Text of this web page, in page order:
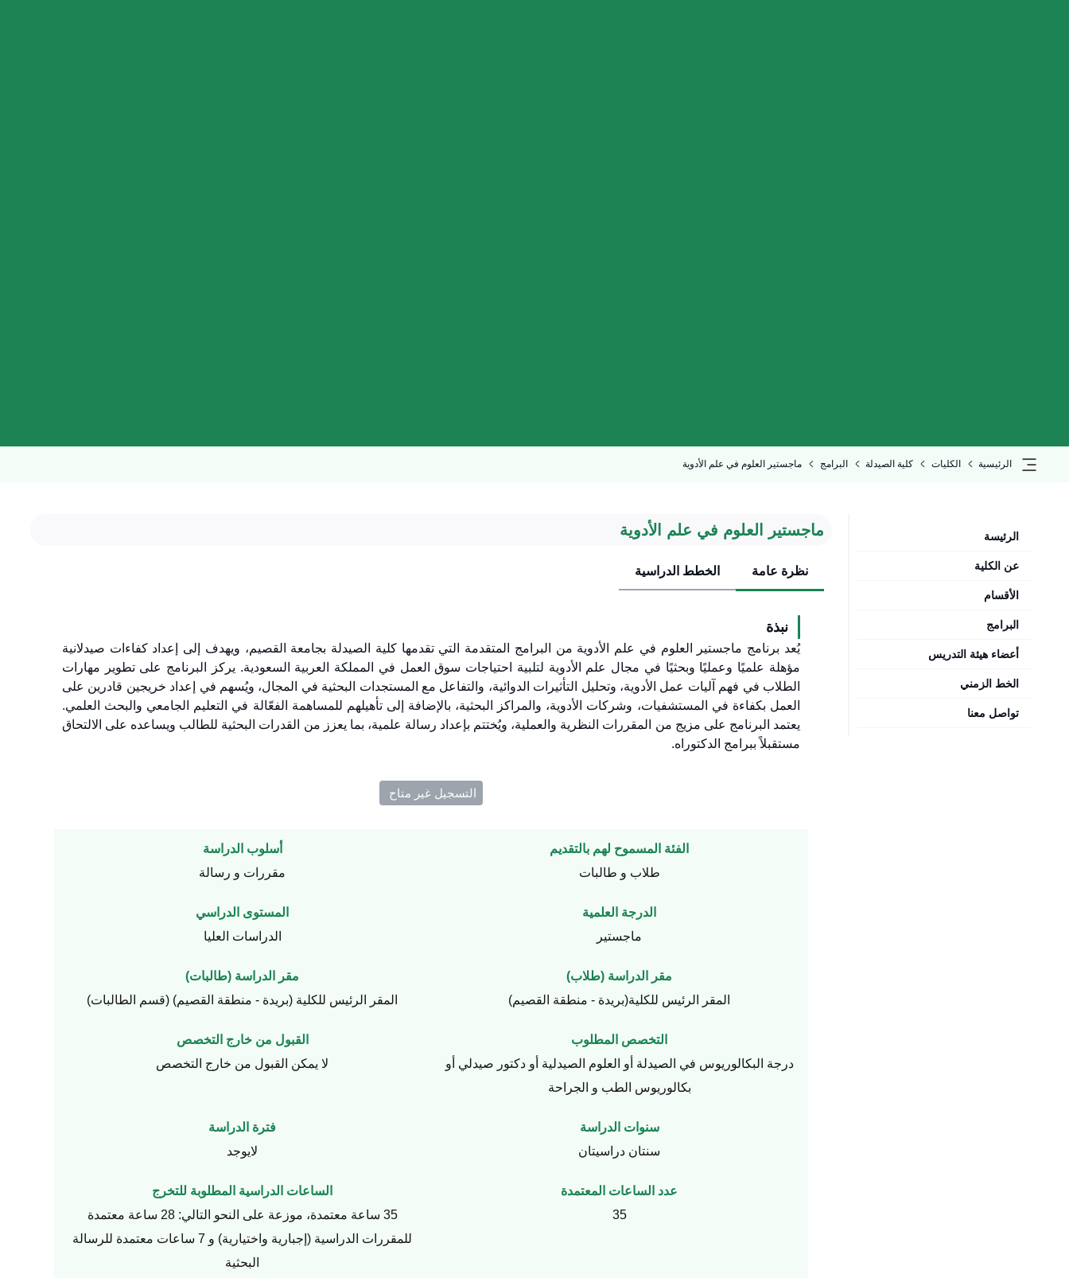
الرئيسية الكليات كلية الصيدلة البرامج ماجستير العلوم في علم الأدوية
الرئيسة
عن الكلية
الأقسام
البرامج
أعضاء هيئة التدريس
الخط الزمني
تواصل معنا
ماجستير العلوم في علم الأدوية
نظرة عامة الخطط الدراسية
نبذة
يُعد برنامج ماجستير العلوم في علم الأدوية من البرامج المتقدمة التي تقدمها كلية الصيدلة بجامعة القصيم، ويهدف إلى إعداد كفاءات صيدلانية
مؤهلة علميًا وعمليًا وبحثيًا في مجال علم الأدوية لتلبية احتياجات سوق العمل في المملكة العربية السعودية. يركز البرنامج على تطوير مهارات
الطلاب في فهم آليات عمل الأدوية، وتحليل التأثيرات الدوائية، والتفاعل مع المستجدات البحثية في المجال، ويُسهم في إعداد خريجين قادرين على
العمل بكفاءة في المستشفيات، وشركات الأدوية، والمراكز البحثية، بالإضافة إلى تأهيلهم للمساهمة الفعّالة في التعليم الجامعي والبحث العلمي.
يعتمد البرنامج على مزيج من المقررات النظرية والعملية، ويُختتم بإعداد رسالة علمية، بما يعزز من القدرات البحثية للطالب ويساعده على الالتحاق
مستقبلاً ببرامج الدكتوراه.
التسجيل غير متاح ​
الفئة المسموح لهم بالتقديم
طلاب و طالبات
أسلوب الدراسة
مقررات و رسالة
الدرجة العلمية
ماجستير
المستوى الدراسي
الدراسات العليا
مقر الدراسة (طلاب)
المقر الرئيس للكلية(بريدة - منطقة القصيم)
مقر الدراسة (طالبات)
المقر الرئيس للكلية (بريدة - منطقة القصيم) (قسم الطالبات)
التخصص المطلوب
درجة البكالوريوس في الصيدلة أو العلوم الصيدلية أو دكتور صيدلي أو
بكالوريوس الطب و الجراحة
القبول من خارج التخصص
لا يمكن القبول من خارج التخصص
سنوات الدراسة
سنتان دراسيتان
فترة الدراسة
لايوجد
عدد الساعات المعتمدة
35
الساعات الدراسية المطلوبة للتخرج
35 ساعة معتمدة، موزعة على النحو التالي: 28 ساعة معتمدة
للمقررات الدراسية (إجبارية واختيارية) و 7 ساعات معتمدة للرسالة
البحثية